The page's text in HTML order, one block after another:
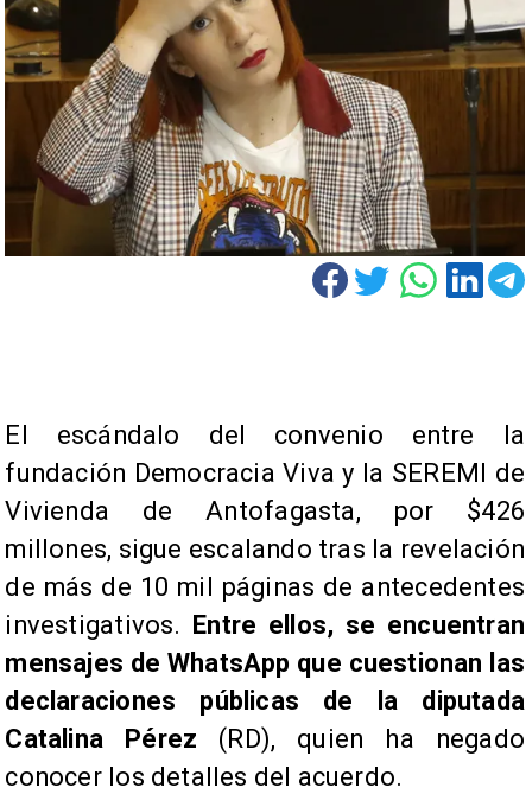
El escándalo del convenio entre la
fundación Democracia Viva y la SEREMI de
Vivienda de Antofagasta, por $426
millones, sigue escalando tras la revelación
de más de 10 mil páginas de antecedentes
investigativos. Entre ellos, se encuentran
mensajes de WhatsApp que cuestionan las
declaraciones públicas de la diputada
Catalina Pérez (RD), quien ha negado
conocer los detalles del acuerdo.